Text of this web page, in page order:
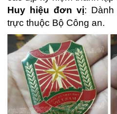
Huy hiệu đơn vị:
trực thuộc Bộ Công an.